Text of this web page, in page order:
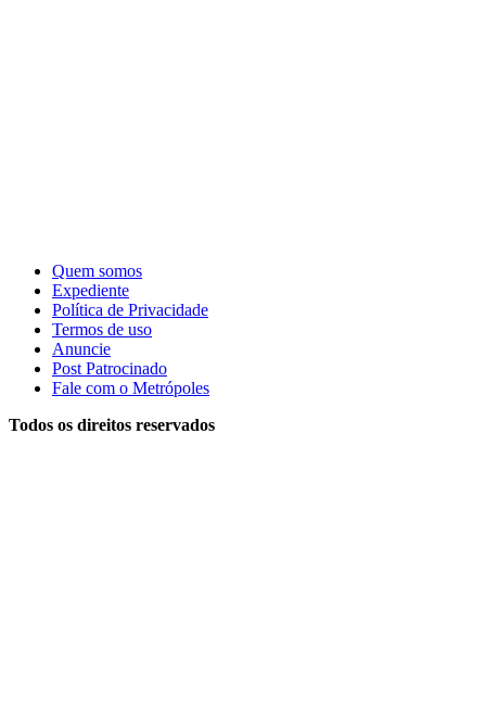
Quem somos
Expediente
Política de Privacidade
Termos de uso
Anuncie
Post Patrocinado
Fale com o Metrópoles
Todos os direitos reservados